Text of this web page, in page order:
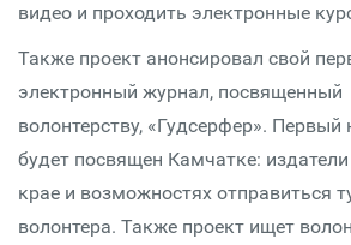
видео и проходить электронные
Также проект анонсировал свой
электронный журнал, посвященный
волонтерству, «Гудсерфер».
будет посвящен Камчатке:
крае и возможностях отправиться
волонтера. Также проект ищет